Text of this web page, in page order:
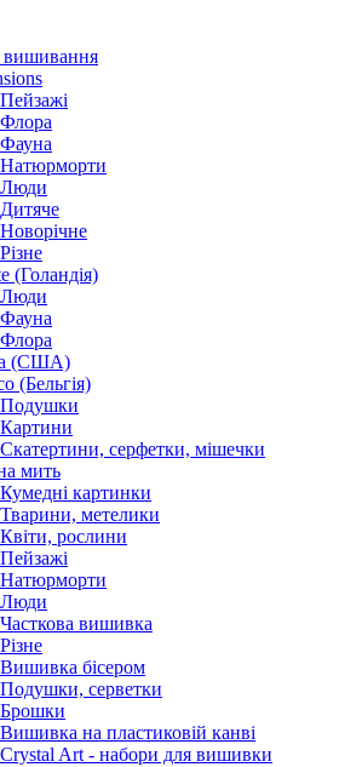
вишивання
Пейзажі
Флора
Фауна
Натюрморти
Люди
Дитяче
Новорічне
Різне
(Голандія)
Люди
Фауна
Флора
(США)
(Бельгія)
Подушки
Картини
Скатертини, серфетки, мішечки
мить
Кумедні картинки
Тварини, метелики
Квіти, рослини
Пейзажі
Натюрморти
Люди
Часткова вишивка
Різне
Вишивка бісером
Подушки, серветки
Брошки
Вишивка на пластиковій канві
Crystal Art - набори для вишивки